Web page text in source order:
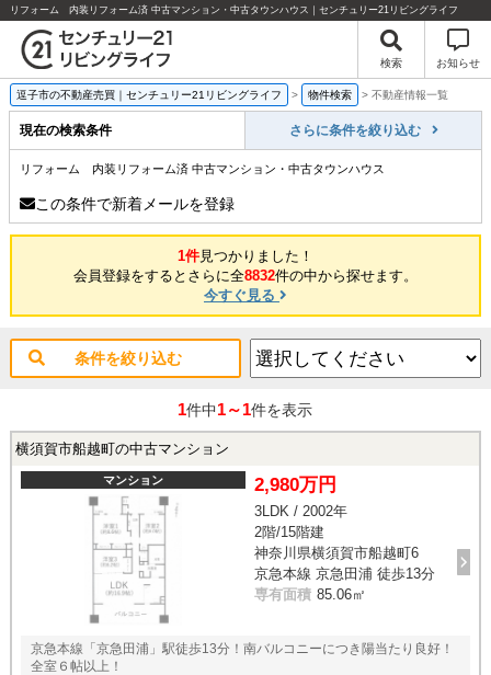
リフォーム 内装リフォーム済 中古マンション・中古タウンハウス｜センチュリー21リビングライフ
検索 お知らせ
逗子市の不動産売買｜センチュリー21リビングライフ > 物件検索 > 不動産情報一覧
現在の検索条件 さらに条件を絞り込む
リフォーム 内装リフォーム済 中古マンション・中古タウンハウス
この条件で新着メールを登録
1件見つかりました！
会員登録をするとさらに全8832件の中から探せます。
今すぐ見る
条件を絞り込む
1件中1～1件を表示
横須賀市船越町の中古マンション
マンション 2,980万円
3LDK / 2002年
2階/15階建
神奈川県横須賀市船越町6
京急本線 京急田浦 徒歩13分
専有面積 85.06㎡
京急本線「京急田浦」駅徒歩13分！南バルコニーにつき陽当たり良好！
全室６帖以上！